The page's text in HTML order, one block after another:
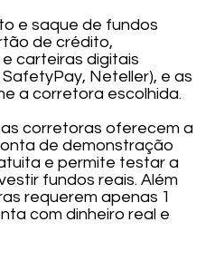
e saque de fundos
de crédito,
carteiras digitais
SafetyPay, Neteller), e as
a corretora escolhida.
corretoras oferecem a
de demonstração
e permite testar a
fundos reais. Além
requerem apenas 1
com dinheiro real e